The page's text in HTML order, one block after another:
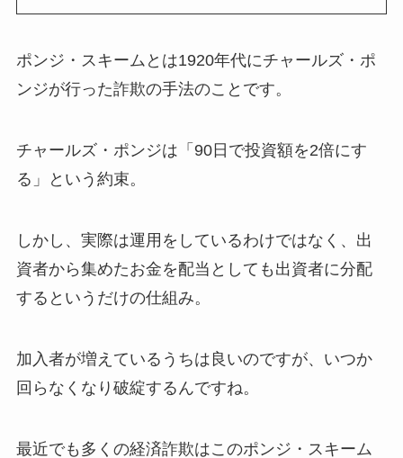
ポンジ・スキームとは1920年代にチャールズ・ポ
ンジが行った詐欺の手法のことです。
チャールズ・ポンジは「90日で投資額を2倍にす
る」という約束。
しかし、実際は運用をしているわけではなく、出
資者から集めたお金を配当としても出資者に分配
するというだけの仕組み。
加入者が増えているうちは良いのですが、いつか
回らなくなり破綻するんですね。
最近でも多くの経済詐欺はこのポンジ・スキーム